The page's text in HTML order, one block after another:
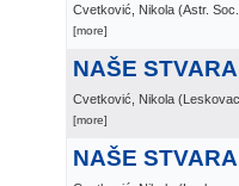
Cvetković, Nikola (Astr.
[more]
NAŠE
Cvetković, Nikola (Leskovac
[more]
NAŠE